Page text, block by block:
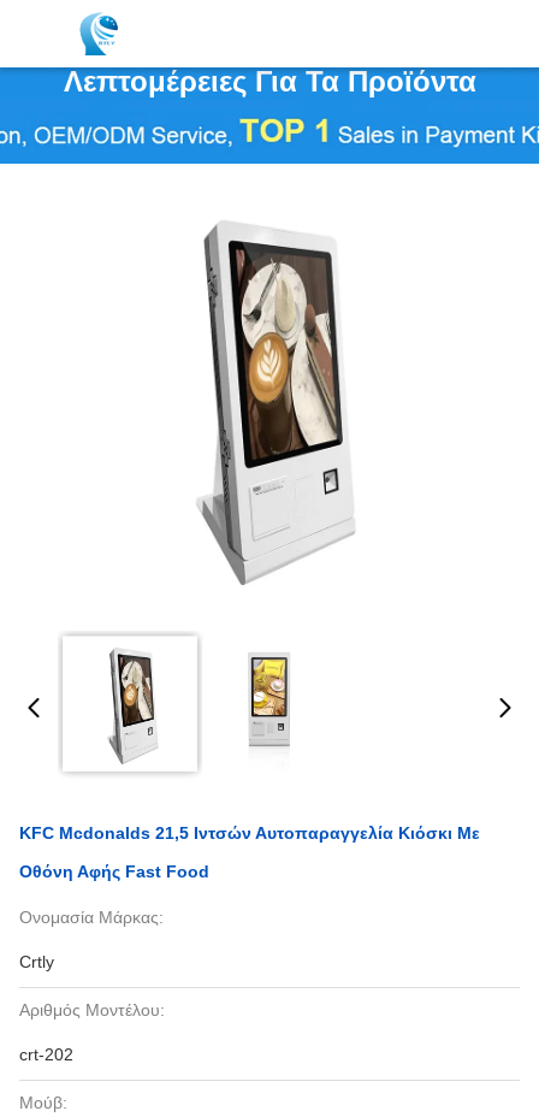
Λεπτομέρειες Για Τα Προϊόντα
KFC Mcdonalds 21,5 Ιντσών Αυτοπαραγγελία Κιόσκι Με
Οθόνη Αφής Fast Food
Ονομασία Μάρκας:
Crtly
Αριθμός Μοντέλου:
crt-202
Μούβ: